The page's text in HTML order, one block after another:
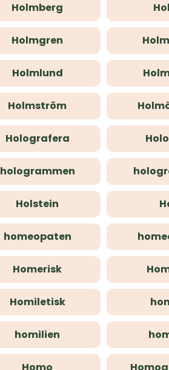
Holmberg
Holmgren
Holmlund
Holmström
Holografera
hologrammen
Holstein
homeopaten
Homerisk
Homiletisk
homilien